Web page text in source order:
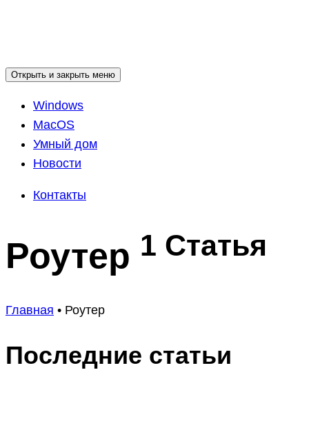
Открыть и закрыть меню
Windows
MacOS
Умный дом
Новости
Контакты
Роутер 1 Статья
Главная • Роутер
Последние статьи